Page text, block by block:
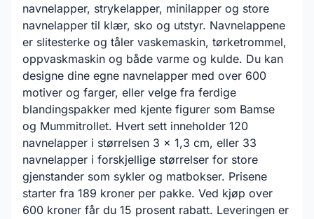
navnelapper, strykelapper, minilapper og store
navnelapper til klær, sko og utstyr. Navnelappene
er slitesterke og tåler vaskemaskin, tørketrommel,
oppvaskmaskin og både varme og kulde. Du kan
designe dine egne navnelapper med over 600
motiver og farger, eller velge fra ferdige
blandingspakker med kjente figurer som Bamse
og Mummitrollet. Hvert sett inneholder 120
navnelapper i størrelsen 3 x 1,3 cm, eller 33
navnelapper i forskjellige størrelser for store
gjenstander som sykler og matbokser. Prisene
starter fra 189 kroner per pakke. Ved kjøp over
600 kroner får du 15 prosent rabatt. Leveringen er